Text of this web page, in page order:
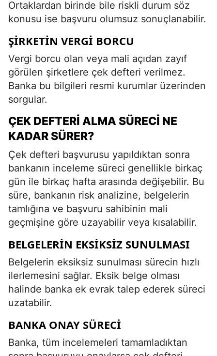
Ortaklardan birinde bile riskli durum söz
konusu ise başvuru olumsuz sonuçlanabilir.
ŞIRKETIN VERGI BORCU
Vergi borcu olan veya mali açıdan zayıf
görülen şirketlere çek defteri verilmez.
Banka bu bilgileri resmi kurumlar üzerinden
sorgular.
ÇEK DEFTERI ALMA SÜRECI NE
KADAR SÜRER?
Çek defteri başvurusu yapıldıktan sonra
bankanın inceleme süreci genellikle birkaç
gün ile birkaç hafta arasında değişebilir. Bu
süre, bankanın risk analizine, belgelerin
tamlığına ve başvuru sahibinin mali
geçmişine göre uzayabilir veya kısalabilir.
BELGELERIN EKSIKSIZ SUNULMASI
Belgelerin eksiksiz sunulması sürecin hızlı
ilerlemesini sağlar. Eksik belge olması
halinde banka ek evrak talep ederek süreci
uzatabilir.
BANKA ONAY SÜRECI
Banka, tüm incelemeleri tamamladıktan